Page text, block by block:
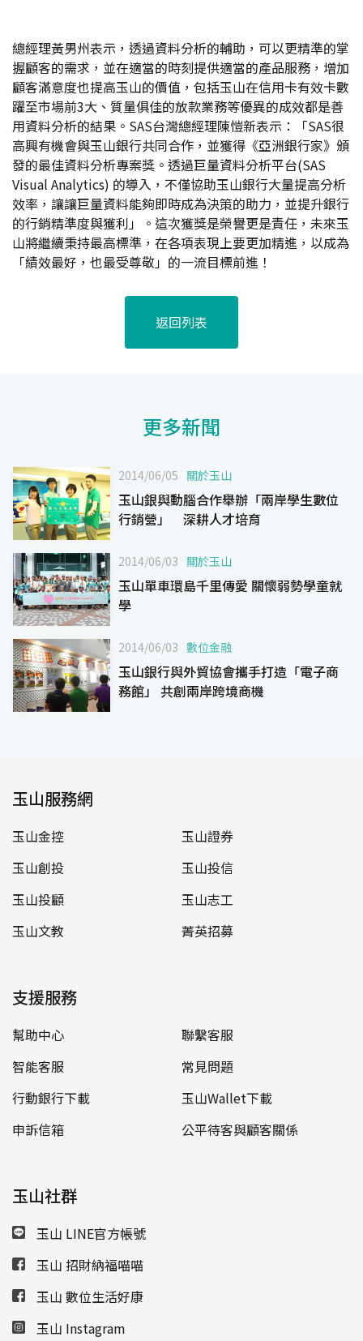
總經理黃男州表示，透過資料分析的輔助，可以更精準的掌
握顧客的需求，並在適當的時刻提供適當的產品服務，增加
顧客滿意度也提高玉山的價值，包括玉山在信用卡有效卡數
躍至市場前3大、質量俱佳的放款業務等優異的成效都是善
用資料分析的結果。SAS台灣總經理陳愷新表示：「SAS很
高興有機會與玉山銀行共同合作，並獲得《亞洲銀行家》頒
發的最佳資料分析專案獎。透過巨量資料分析平台(SAS
Visual Analytics) 的導入，不僅協助玉山銀行大量提高分析
效率，讓讓巨量資料能夠即時成為決策的助力，並提升銀行
的行銷精準度與獲利」。這次獲獎是榮譽更是責任，未來玉
山將繼續秉持最高標準，在各項表現上要更加精進，以成為
「績效最好，也最受尊敬」的一流目標前進！
返回列表
更多新聞
2014/06/05 關於玉山
玉山銀與動腦合作舉辦「兩岸學生數位
行銷營」 深耕人才培育
2014/06/03 關於玉山
玉山單車環島千里傳愛 關懷弱勢學童就
學
2014/06/03 數位金融
玉山銀行與外貿協會攜手打造「電子商
務館」 共創兩岸跨境商機
玉山服務網
玉山金控
玉山證券
玉山創投
玉山投信
玉山投顧
玉山志工
玉山文教
菁英招募
支援服務
幫助中心
聯繫客服
智能客服
常見問題
行動銀行下載
玉山Wallet下載
申訴信箱
公平待客與顧客關係
玉山社群
玉山 LINE官方帳號
玉山 招財納福喵喵
玉山 數位生活好康
玉山 Instagram